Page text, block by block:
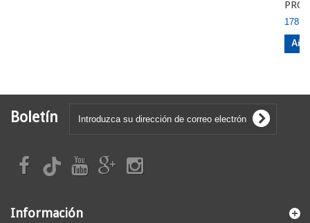
Boletín
Información